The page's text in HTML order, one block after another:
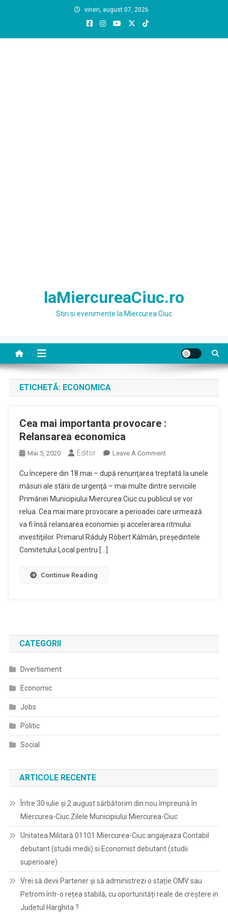
vineri, august 07, 2026
laMiercureaCiuc.ro
Stiri si evenimente la Miercurea Ciuc
ETICHETĂ: ECONOMICA
Cea mai importanta provocare :
Relansarea economica
Mai 5, 2020 Editor Leave A CommentOn
Mai
Importanta
Provocare
:
Relansarea
Economica
Cu începere din 18 mai – după renunţarea treptată la unele
măsuri ale stării de urgenţă – mai multe dintre serviciile
Primăriei Municipiului Miercurea Ciuc cu publicul se vor
relua. Cea mai mare provocare a perioadei care urmează
va fi însă relansarea economiei şi accelerarea ritmului
investiţiilor. Primarul Ráduly Róbert Kálmán, preşedintele
Comitetului Local pentru […]
Continue Reading
CATEGORII
Divertisment
Economic
Jobs
Politic
Social
ARTICOLE RECENTE
Între 30 iulie și 2 august sărbătorim din nou împreună în
Miercurea-Ciuc Zilele Municipiului Miercurea-Ciuc
Unitatea Militară 01101 Miercurea-Ciuc angajeaza Contabil
debutant (studii medii) si Economist debutant (studii
superioare)
Vrei să devii Partener și să administrezi o stație OMV sau
Petrom într-o rețea stabilă, cu oportunități reale de creștere in
Judetul Harghita ?